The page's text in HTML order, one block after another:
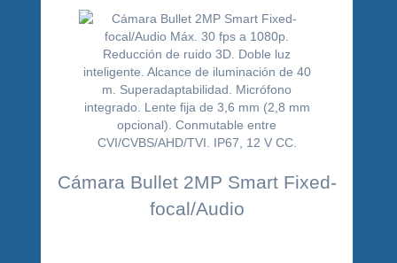
Cámara Bullet 2MP Smart Fixed-
focal/Audio